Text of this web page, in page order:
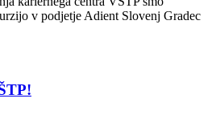
v podjetje Adient Slovenj Gradec